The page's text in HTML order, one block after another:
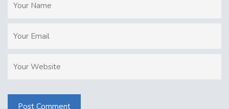
Post Comment